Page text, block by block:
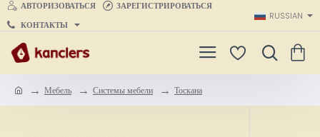
АВТОРИЗОВАТЬСЯ
ЗАРЕГИСТРИРОВАТЬСЯ
КОНТАКТЫ
RUSSIAN
Мебель Системы мебели Тоскана